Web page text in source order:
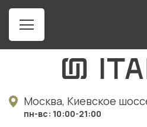
Москва, Киевское
пн-вс: 10:00-21:00